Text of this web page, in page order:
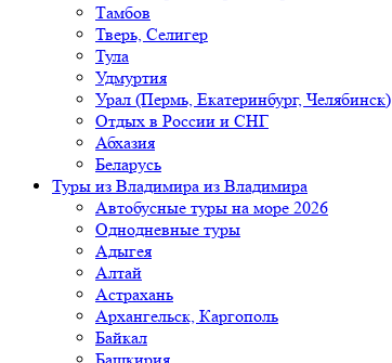
Тамбов
Тверь, Селигер
Тула
Удмуртия
Урал (Пермь, Екатеринбург, Челябинск)
Отдых в России и СНГ
Абхазия
Беларусь
Туры из Владимира из Владимира
Автобусные туры на море 2026
Однодневные туры
Адыгея
Алтай
Астрахань
Архангельск, Каргополь
Байкал